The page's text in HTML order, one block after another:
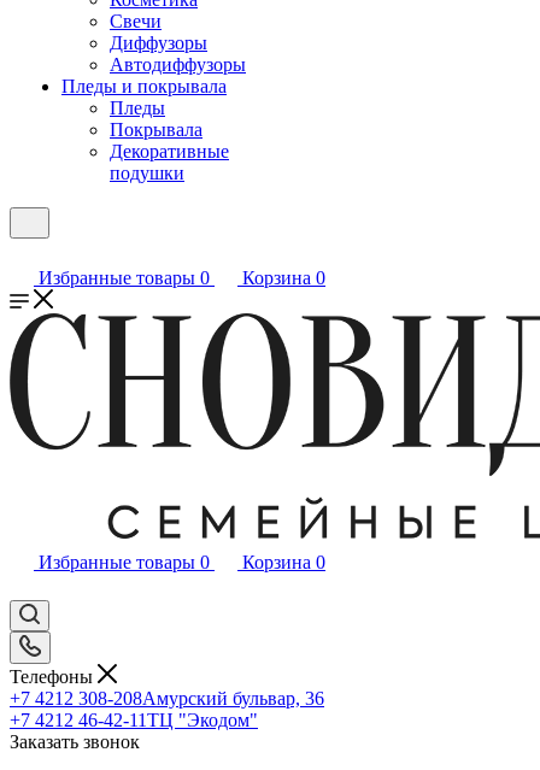
Свечи
Диффузоры
Автодиффузоры
Пледы и покрывала
Пледы
Покрывала
Декоративные
подушки
Избранные товары 0 Корзина 0
Избранные товары 0 Корзина 0
Телефоны
+7 4212 308-208Амурский бульвар, 36
+7 4212 46-42-11ТЦ "Экодом"
Заказать звонок